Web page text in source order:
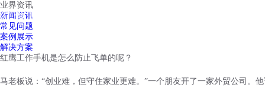
红鹰工作手机
业界资讯
新闻资讯
常见问题
案例展示
解决方案
红鹰工作手机是怎么防止飞单的呢？
马老板说： “创业难，但守住家业更难。 ”一个朋友开了一家外贸公司。